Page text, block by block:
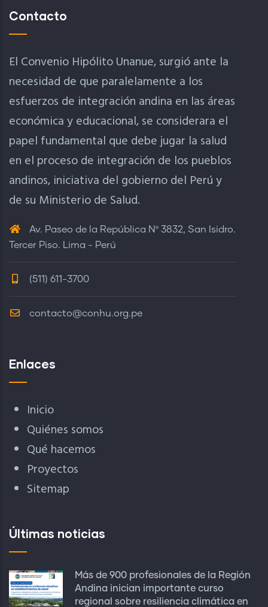
Contacto
El Convenio Hipólito Unanue, surgió ante la
necesidad de que paralelamente a los
esfuerzos de integración andina en las áreas
económica y educacional, se considerara el
papel fundamental que debe jugar la salud
en el proceso de integración de los pueblos
andinos, iniciativa del gobierno del Perú y
de su Ministerio de Salud.
Av. Paseo de la República Nº 3832, San Isidro.
Tercer Piso. Lima - Perú
(511) 611-3700
contacto@conhu.org.pe
Enlaces
Inicio
Quiénes somos
Qué hacemos
Proyectos
Sitemap
Últimas noticias
Más de 900 profesionales de la Región
Andina inician importante curso
regional sobre resiliencia climática en